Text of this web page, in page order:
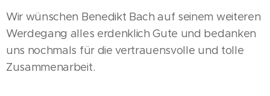
Wir wünschen Benedikt Bach auf seinem weiteren
Werdegang alles erdenklich Gute und bedanken
uns nochmals für die vertrauensvolle und tolle
Zusammenarbeit.